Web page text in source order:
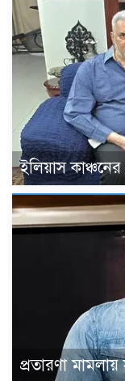
ইলিয়াস
প্রতারণা